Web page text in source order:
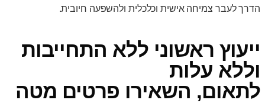
הדרך לעבר צמיחה אישית וכלכלית ולהשפעה חיובית.
ייעוץ ראשוני ללא התחייבות
וללא עלות
לתאום, השאירו פרטים מטה